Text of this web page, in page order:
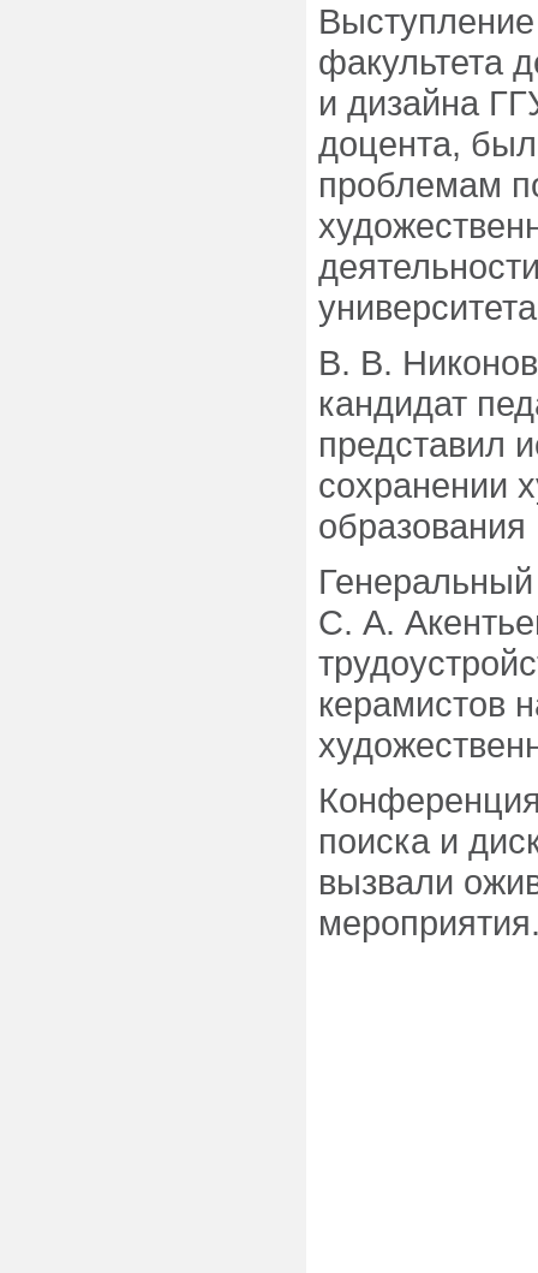
факультета
и дизайна
доцента,
проблемам
В. В.
кандидат
представил
сохранении
образования
С. А.
керамистов
поиска и
вызвали